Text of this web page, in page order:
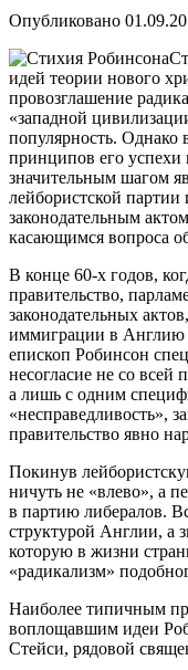
Опубликовано
идей теории нового
провозглашение
«западной
популярность. Однако
принципов его успехи
значительным шагом
лейбористской партии
законодательным
касающимся вопроса
В конце 60-х годов,
правительство,
законодательных
иммиграции в Англию
епископ Робинсон
несогласие не со всей
а лишь с одним
«несправедливость»,
правительство явно
Покинув
ничуть не «влево», а
в партию либералов.
структурой Англии, а
которую в жизни
«радикализм»
Наиболее типичным
воплощавшим идеи
Стейси, рядовой